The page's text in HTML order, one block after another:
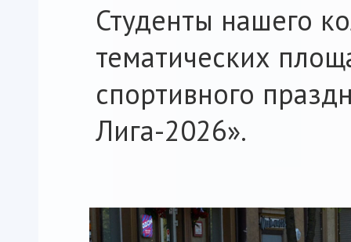
Студенты нашего
тематических
спортивного
Лига-2026».